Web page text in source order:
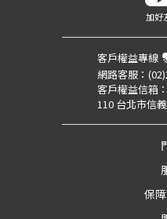
加好
客戶權益專線
網路客服：
客戶權益信箱：
110 台北市信
保